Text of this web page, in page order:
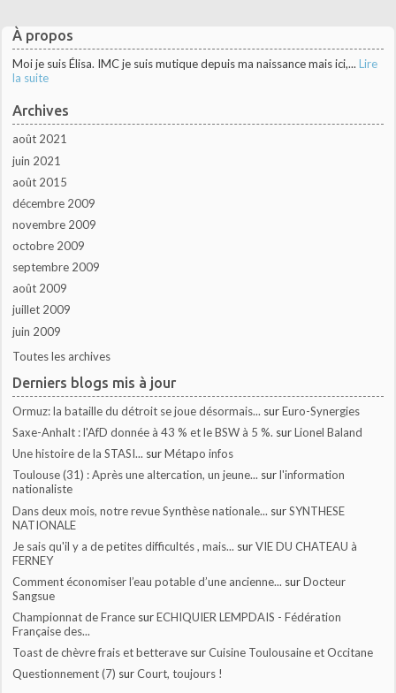
À propos
Moi je suis Élisa. IMC je suis mutique depuis ma naissance mais ici,... Lire
la suite
Archives
août 2021
juin 2021
août 2015
décembre 2009
novembre 2009
octobre 2009
septembre 2009
août 2009
juillet 2009
juin 2009
Toutes les archives
Derniers blogs mis à jour
Ormuz: la bataille du détroit se joue désormais... surEuro-Synergies
Saxe-Anhalt : l'AfD donnée à 43 % et le BSW à 5 %. surLionel Baland
Une histoire de la STASI... surMétapo infos
Toulouse (31) : Après une altercation, un jeune... surl'information
nationaliste
Dans deux mois, notre revue Synthèse nationale... surSYNTHESE
NATIONALE
Je sais qu'il y a de petites difficultés , mais... surVIE DU CHATEAU à
FERNEY
Comment économiser l’eau potable d’une ancienne... surDocteur
Sangsue
Championnat de France surECHIQUIER LEMPDAIS - Fédération
Française des...
Toast de chèvre frais et betterave surCuisine Toulousaine et Occitane
Questionnement (7) surCourt, toujours !